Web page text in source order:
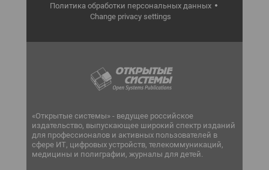
Политика обработки персональных данных
Change privacy settings
«Открытые системы» - ведущее российское
издательство, выпускающее широкий спектр изданий
для профессионалов и активных пользователей в
сфере ИТ, цифровых устройств, телекоммуникаций,
медицины и полиграфии, журналы для детей.